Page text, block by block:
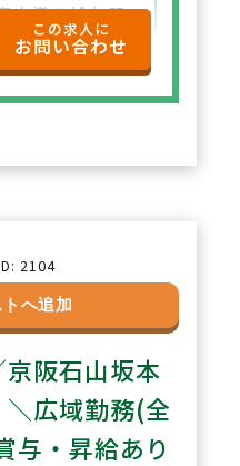
水準の給与設
見通しも立て
道府県内で安
実し安心して
費用の負担が
万円まで会社
も安心して勤
この求人に
お問い合わせ
2104
へ追加
京阪石山坂本
広域勤務(全
・昇給あり